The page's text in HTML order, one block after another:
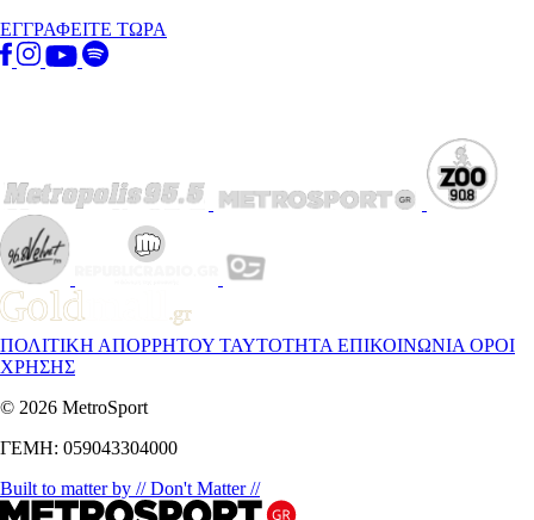
ΕΓΓΡΑΦΕΙΤΕ ΤΩΡΑ
ΠΟΛΙΤΙΚΗ ΑΠΟΡΡΗΤΟΥ ΤΑΥΤΟΤΗΤΑ ΕΠΙΚΟΙΝΩΝΙΑ ΟΡΟΙ
ΧΡΗΣΗΣ
© 2026 MetroSport
ΓΕΜΗ: 059043304000
Built to matter by // Don't Matter //